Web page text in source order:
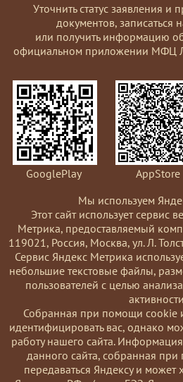
Уточнить статус заявления и
документов,
или получить информацию
официальном приложении МФЦ
GooglePlay AppStore
Мы используем
Этот сайт использует сервис
Метрика, предоставляемый
119021, Россия, Москва, ул. Л.
Сервис Яндекс Метрика
небольшие текстовые файлы,
пользователей с целью
Coбранная при помощи
идентифицировать вас, однако
работу нашего сайта.
данного сайта, собранная
передаваться Яндексу и может